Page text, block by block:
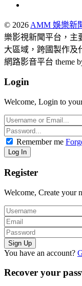
© 2026 AMM 娛樂新
樂影視新聞平台，主
大區域，跨國製作及
網路影音平台 theme
Login
Welcome, Login to
Remember me
Register
Welcome, Create your
You have an account?
Recover your